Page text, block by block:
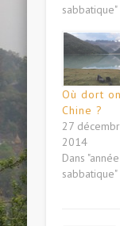
sabbatique"
Où dort
Chine ?
27
2014
Dans "année
sabbatique"